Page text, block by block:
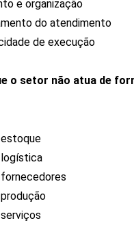
e organização
do atendimento
de execução
o setor não atua de